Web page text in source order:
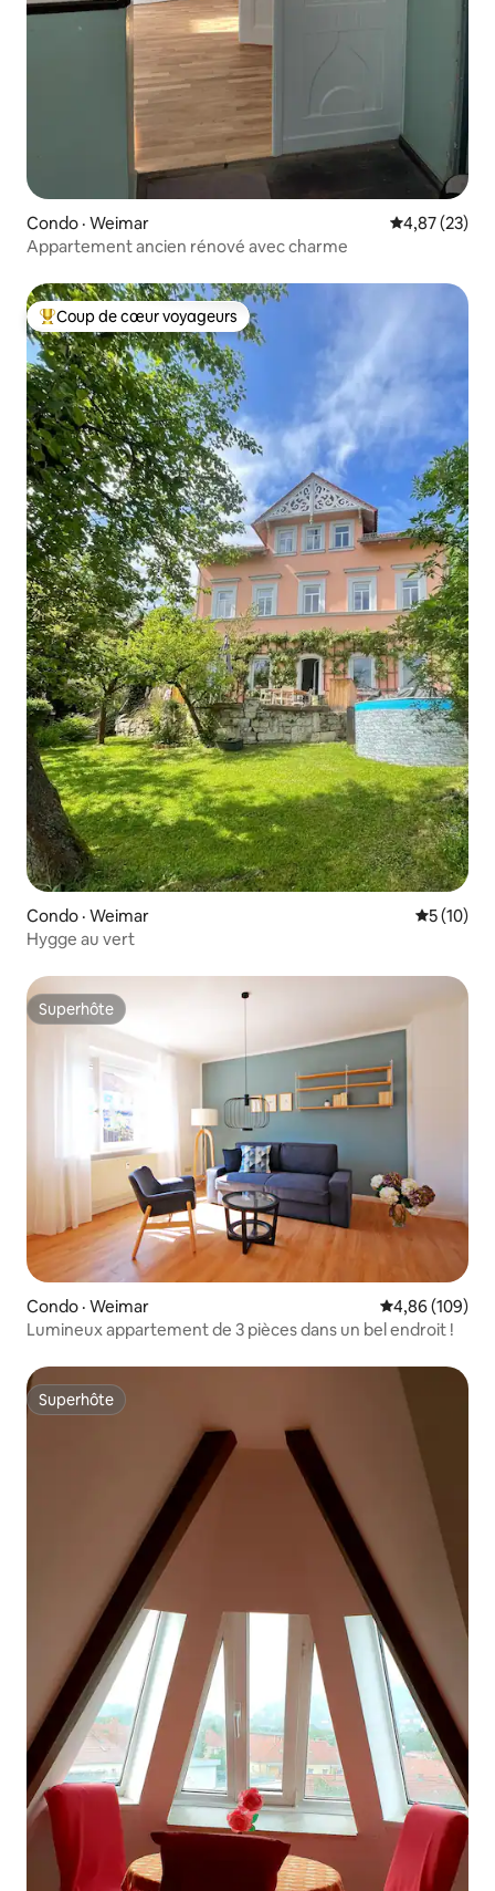
Condo · Weimar Note
4,87 (23)
Appartement ancien rénové avec charme
Coup de cœur voyageurs parmi les plus aimés
Coup de cœur voyageurs
Condo · Weimar Note
5 (10)
Hygge au vert
Superhôte
Superhôte
Condo · Weimar Note
4,86 (109)
Lumineux appartement de 3 pièces dans un bel endroit !
Superhôte
Superhôte